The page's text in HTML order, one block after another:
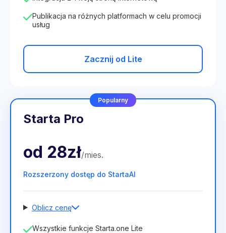
Publikacja na różnych platformach w celu promocji
usług
Zacznij od Lite
Popularny
Starta Pro
od 28zł/mies.
Rozszerzony dostęp do StartaAI
Oblicz cenę
Liczba pracowników
Wszystkie funkcje Starta.one Lite